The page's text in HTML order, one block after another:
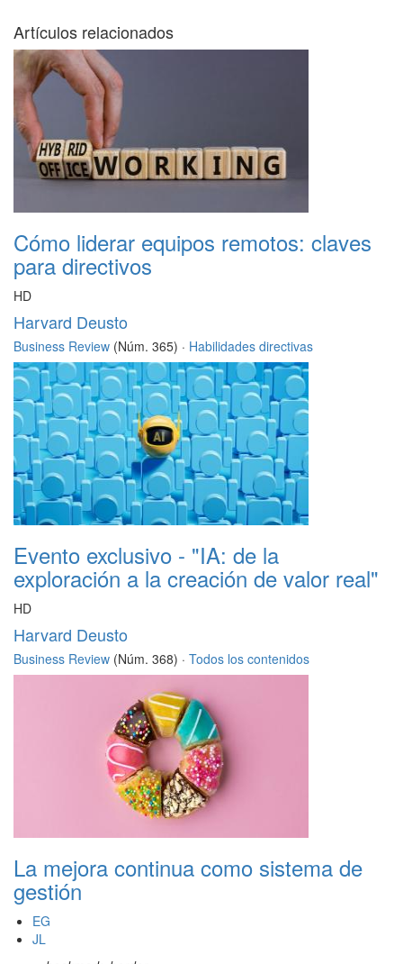
Artículos relacionados
Cómo liderar equipos remotos: claves
para directivos
HD
Harvard Deusto
Business Review (Núm. 365) · Habilidades directivas
Evento exclusivo - "IA: de la
exploración a la creación de valor real"
HD
Harvard Deusto
Business Review (Núm. 368) · Todos los contenidos
La mejora continua como sistema de
gestión
EG
JL